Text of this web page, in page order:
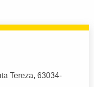
Tereza, 63034-